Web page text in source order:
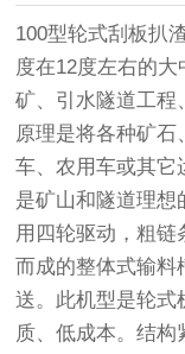
100型轮式刮板扒
度在12度左右的
矿、引水隧道工程
原理是将各种矿
车、农用车或其它
是矿山和隧道理想
用四轮驱动，粗链
而成的整体式输
送。此机型是轮式
质、低成本。结